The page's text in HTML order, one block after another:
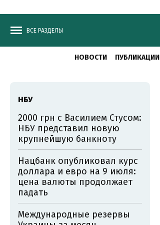
ВСЕ РАЗДЕЛЫ
НОВОСТИ ПУБЛИКАЦИИ
НБУ
2000 грн с Василием Стусом:
НБУ представил новую
крупнейшую банкноту
Нацбанк опубликовал курс
доллара и евро на 9 июля:
цена валюты продолжает
падать
Международные резервы